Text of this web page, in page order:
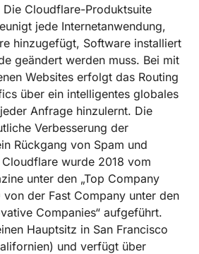
Die Cloudflare-Produktsuite
jede Internetanwendung,
hinzugefügt, Software installiert
geändert werden muss. Bei mit
Websites erfolgt das Routing
über ein intelligentes globales
Anfrage hinzulernt. Die
Verbesserung der
Rückgang von Spam und
wurde 2018 vom
unter den „Top Company
von der Fast Company unter den
Companies“ aufgeführt.
Hauptsitz in San Francisco
und verfügt über